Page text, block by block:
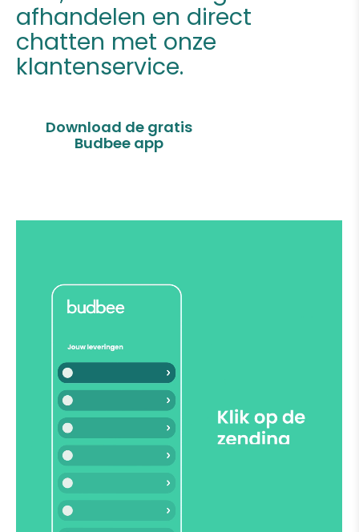
afhandelen en direct
chatten met onze
klantenservice.
Download de gratis
Budbee app